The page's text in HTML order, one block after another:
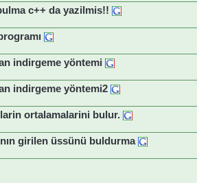
c++ da yazilmis!!
indirgeme yöntemi
indirgeme yöntemi2
ortalamalarini bulur.
girilen üssünü buldurma